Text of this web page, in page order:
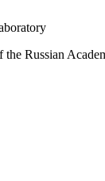
Russian